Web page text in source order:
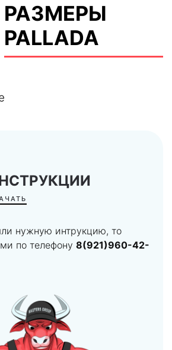
РАЗМЕРЫ
PALLADA
нужную интрукцию, то
по телефону 8(921)960-42-